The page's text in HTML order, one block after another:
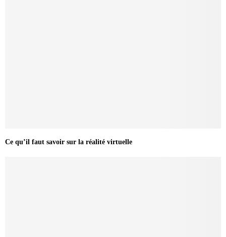
Ce qu’il faut savoir sur la réalité virtuelle